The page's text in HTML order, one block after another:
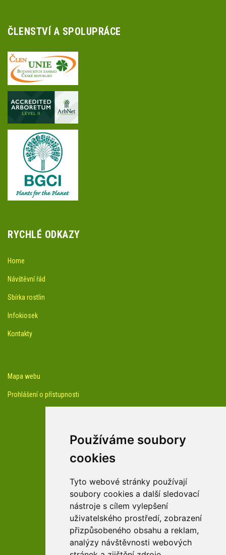
Používáme soubory
cookies
Tyto webové stránky používají
soubory cookies a další sledovací
nástroje s cílem vylepšení
uživatelského prostředí, zobrazení
přizpůsobeného obsahu a reklam,
analýzy návštěvnosti webových
ČLENSTVÍ A SPOLUPRÁCE
RYCHLÉ ODKAZY
Home
Návštěvní řád
Sbírka rostlin
Infokiosek
Kontakty
Mapa webu
Prohlášení o přístupnosti
Youtube kanál arboreta